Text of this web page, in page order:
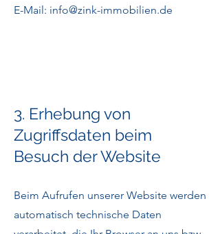
E-Mail: info@zink-immobilien.de
3. Erhebung von
Zugriffsdaten beim
Besuch der Website
Beim Aufrufen unserer Website werden
automatisch technische Daten